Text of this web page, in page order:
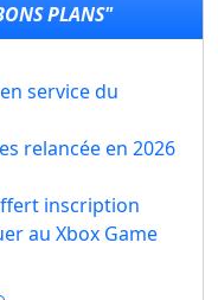
PLANS"
service du
relancée en 2026
inscription
au Xbox Game